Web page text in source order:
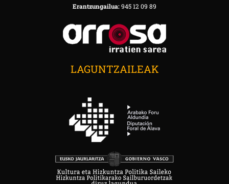
Erantzungailua:945 12 09 89
LAGUNTZAILEAK